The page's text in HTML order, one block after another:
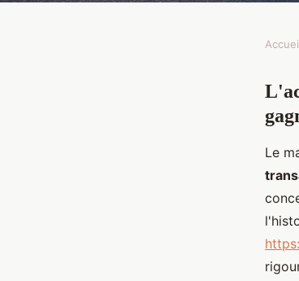
Achat direct de
Laval : faites leLe